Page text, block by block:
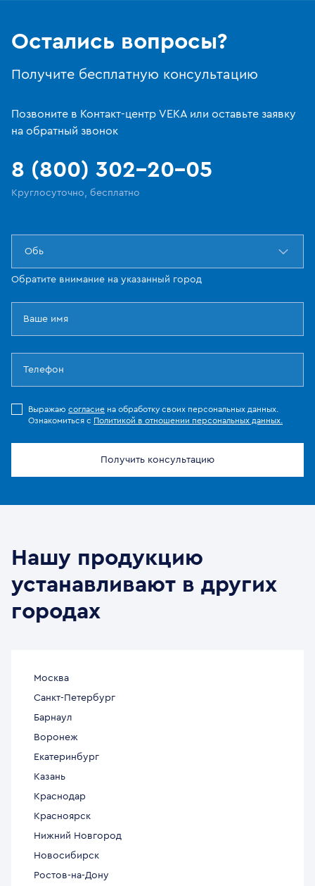
Остались вопросы?
Получите бесплатную консультацию
Позвоните в Контакт-центр VEKA или оставьте заявку
на обратный звонок
8 (800) 302-20-05
Круглосуточно, бесплатно
Обь
Обратите внимание на указанный город
Выражаю согласие на обработку своих персональных данных.
Ознакомиться с Политикой в отношении персональных данных.
Получить консультацию
Нашу продукцию
устанавливают в других
городах
Москва
Санкт-Петербург
Барнаул
Воронеж
Екатеринбург
Казань
Краснодар
Красноярск
Нижний Новгород
Новосибирск
Ростов-на-Дону